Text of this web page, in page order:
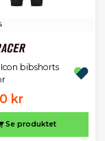
bibshorts
kr
Se produktet